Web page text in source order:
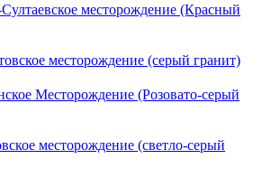
месторождение (Красный
месторождение (cерый гранит)
Месторождение (Розовато-серый
месторождение (светло-серый